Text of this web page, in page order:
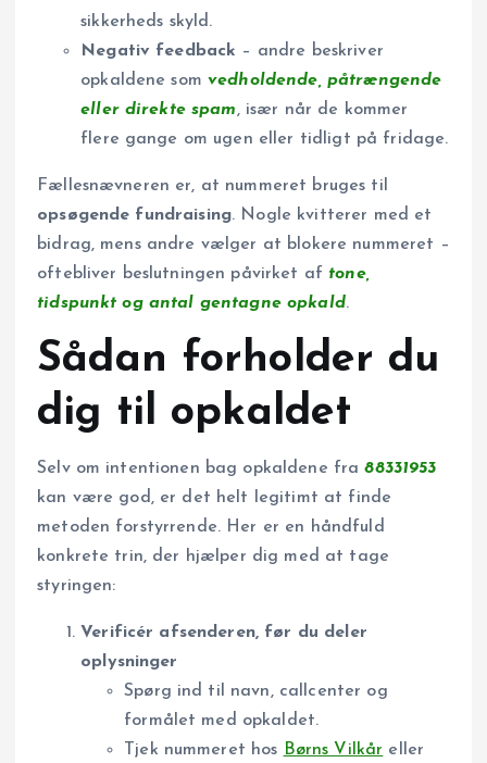
sikkerheds skyld.
Negativ feedback – andre beskriver
opkaldene somvedholdende, påtrængende
eller direkte spam, især når de kommer
flere gange om ugen eller tidligt på fridage.
Fællesnævneren er, at nummeret bruges til
opsøgende fundraising. Nogle kvitterer med et
bidrag, mens andre vælger at blokere nummeret –
oftebliver beslutningen påvirket af tone,
tidspunkt og antal gentagne opkald.
Sådan forholder du
dig til opkaldet
Selv om intentionen bag opkaldene fra88331953
kan være god, er det helt legitimt at finde
metoden forstyrrende. Her er en håndfuld
konkrete trin, der hjælper dig med at tage
styringen:
Verificér afsenderen, før du deler
oplysninger
Spørg ind til navn, callcenter og
formålet med opkaldet.
Tjek nummeret hos Børns Vilkår eller